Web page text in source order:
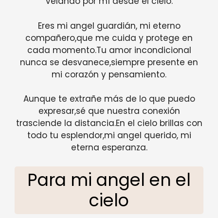
Eres mi angel guardián, mi eterno
compañero,que me cuida y protege en
cada momento.Tu amor incondicional
nunca se desvanece,siempre presente en
mi corazón y pensamiento.
Aunque te extrañe más de lo que puedo
expresar,sé que nuestra conexión
trasciende la distancia.En el cielo brillas con
todo tu esplendor,mi angel querido, mi
eterna esperanza.
Para mi angel en el
cielo